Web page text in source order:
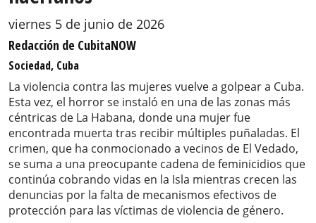
viernes 5 de junio de 2026
Redacción de CubitaNOW
Sociedad, Cuba
La violencia contra las mujeres vuelve a golpear a Cuba.
Esta vez, el horror se instaló en una de las zonas más
céntricas de La Habana, donde una mujer fue
encontrada muerta tras recibir múltiples puñaladas. El
crimen, que ha conmocionado a vecinos de El Vedado,
se suma a una preocupante cadena de feminicidios que
continúa cobrando vidas en la Isla mientras crecen las
denuncias por la falta de mecanismos efectivos de
protección para las víctimas de violencia de género.